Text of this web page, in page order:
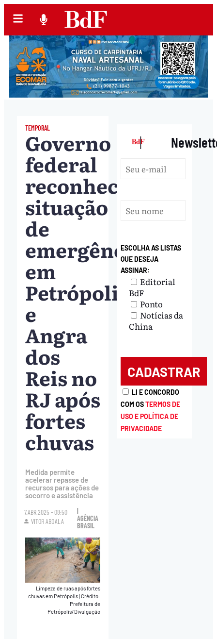
TEMPORAL
Governo
federal
reconhece
situação
de
emergência
em
Petrópolis
e
Angra
dos
Reis no
RJ após
fortes
chuvas
Medida permite
acelerar repasse de
recursos para ações de
socorro e assistência
7.ABR.2025 - 08:50
VITOR ABDALA
AGÊNCIA
BRASIL
Limpeza de ruas após fortes
chuvas em Petrópolis Crédito:
Prefeitura de
Petrópolis/Divulgação
|
ESCOLHA AS LISTAS
QUE DESEJA
ASSINAR:
Editorial
BdF
Ponto
Notícias da
China
LI E CONCORDO
COM OSTERMOS DE
USO E POLÍTICA DE
PRIVACIDADE